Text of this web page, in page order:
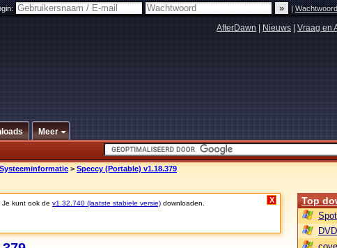
|
AfterDawn Nieuws Vraag en
Meer
Systeeminformatie > Speccy (Portable) v1.18.379
Je kunt ook de v1.32.740 (laatste stabiele versie) downloaden. X Top